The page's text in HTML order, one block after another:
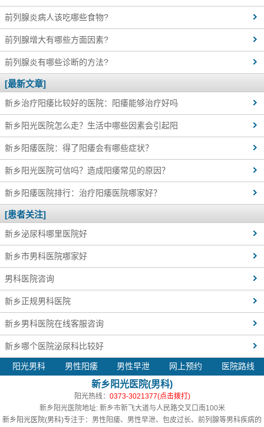
前列腺炎病人该吃哪些食物?
前列腺增大有哪些方面因素?
前列腺炎有哪些诊断的方法?
[最新文章]
新乡治疗阳痿比较好的医院：阳痿能够治疗好吗
新乡阳光医院怎么走？生活中哪些因素会引起阳
新乡阳痿医院：得了阳痿会有哪些症状？
新乡阳光医院可信吗？造成阳痿常见的原因？
新乡阳痿医院排行：治疗阳痿医院哪家好？
[患者关注]
新乡泌尿科哪里医院好
新乡市男科医院哪家好
男科医院咨询
新乡正规男科医院
新乡男科医院在线客服咨询
新乡哪个医院泌尿科比较好
阳光男科 男性阳痿 男性早泄 网上预约 医院路线
新乡阳光医院(男科)
阳光热线： 0373-3021377(点击拨打)
新乡阳光医院地址: 新乡市新飞大道与人民路交叉口南100米
新乡阳光医院(男科)专注于：男性阳痿、男性早泄、包皮过长、前列腺等男科疾病的